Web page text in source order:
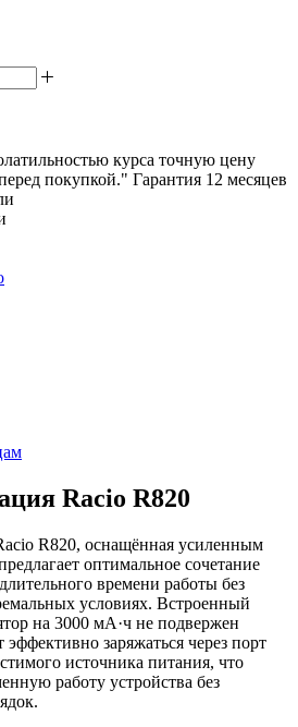
курса точную цену
покупкой." Гарантия 12 месяцев
Racio R820
R820, оснащённая усиленным
оптимальное сочетание
времени работы без
условиях. Встроенный
на 3000 мА·ч не подвержен
заряжаться через порт
источника питания, что
работу устройства без